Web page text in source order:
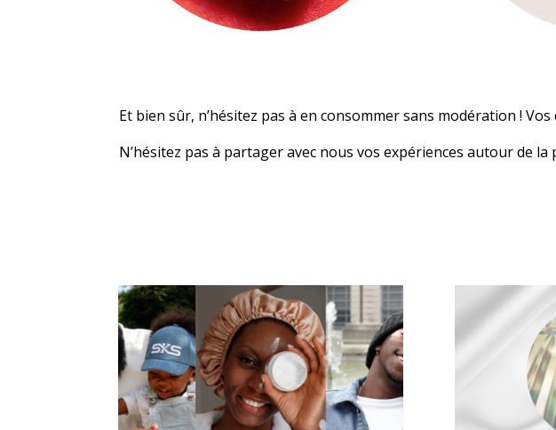
Et bien sûr, n’hésitez pas à en consommer sans modération !
N’hésitez pas à partager avec nous vos expériences autour de la